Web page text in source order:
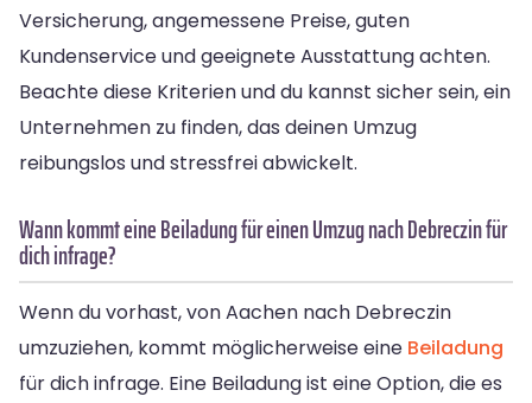
Versicherung, angemessene Preise, guten
Kundenservice und geeignete Ausstattung achten.
Beachte diese Kriterien und du kannst sicher sein, ein
Unternehmen zu finden, das deinen Umzug
reibungslos und stressfrei abwickelt.
Wann kommt eine Beiladung für einen Umzug nach Debreczin für
dich infrage?
Wenn du vorhast, von Aachen nach Debreczin
umzuziehen, kommt möglicherweise eine Beiladung
für dich infrage. Eine Beiladung ist eine Option, die es